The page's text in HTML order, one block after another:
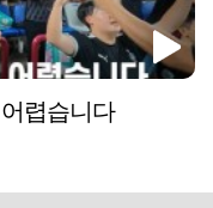
렵습니다